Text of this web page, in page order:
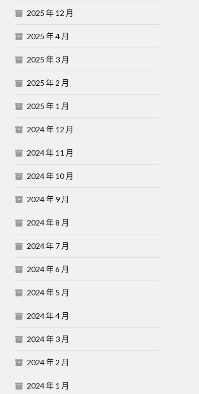
2025 年 12 月
2025 年 4 月
2025 年 3 月
2025 年 2 月
2025 年 1 月
2024 年 12 月
2024 年 11 月
2024 年 10 月
2024 年 9 月
2024 年 8 月
2024 年 7 月
2024 年 6 月
2024 年 5 月
2024 年 4 月
2024 年 3 月
2024 年 2 月
2024 年 1 月